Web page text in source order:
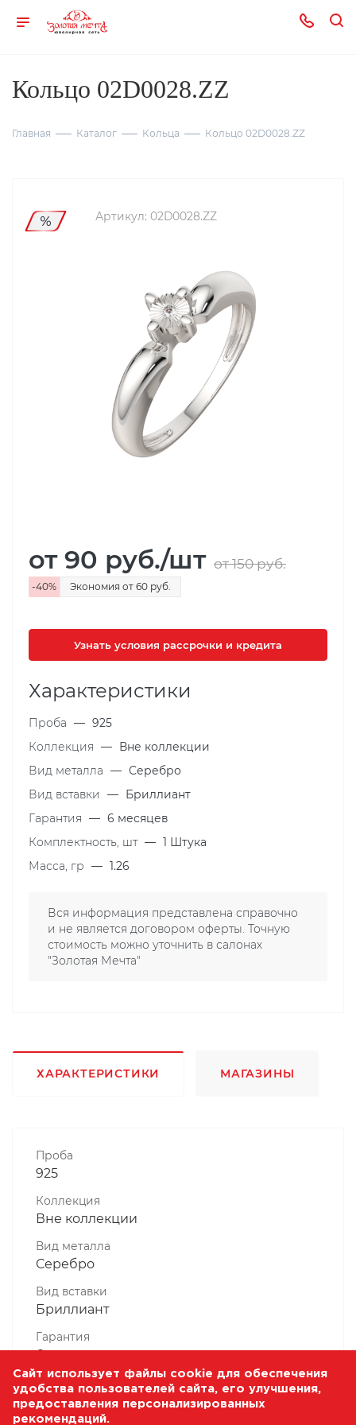
Кольцо 02D0028.ZZ
Главная Каталог Кольца Кольцо 02D0028.ZZ
Артикул: 02D0028.ZZ
от 90 руб./шт от 150руб.
-40% Экономия от 60 руб.
Узнать условия рассрочки и кредита
Характеристики
Проба — 925
Коллекция — Вне коллекции
Вид металла — Серебро
Вид вставки
— Бриллиант
Гарантия — 6 месяцев
Комплектность, шт — 1 Штука
Масса, гр — 1.26
Вся информация представлена справочно
и не является договором оферты. Точную
стоимость можно уточнить в салонах
"Золотая Мечта"
ХАРАКТЕРИСТИКИ МАГАЗИНЫ
Проба
925
Коллекция
Вне коллекции
Вид металла
Серебро
Вид вставки
Бриллиант
Гарантия
6 месяцев
Комплектность, шт
1 Штука
Сайт использует файлы cookie для обеспечения
удобства пользователей сайта, его улучшения,
предоставления персонализированных
рекомендаций.